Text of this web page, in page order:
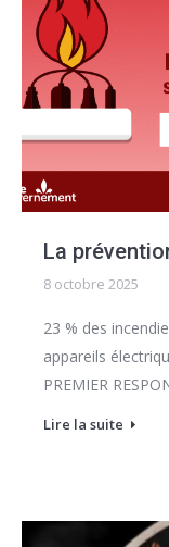
La
8 octobre 2025
23 % des
appareils
PREMIER
Lire la suite